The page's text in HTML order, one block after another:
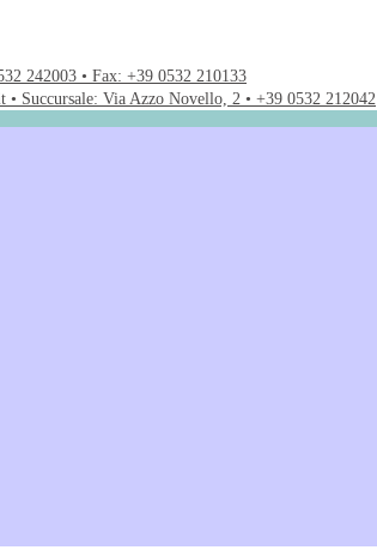
242003 • Fax: +39 0532 210133
Succursale: Via Azzo Novello, 2 • +39 0532 212042